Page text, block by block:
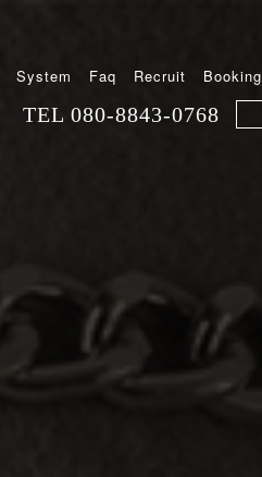
System Faq Recruit Booking
TEL 080-8843-0768